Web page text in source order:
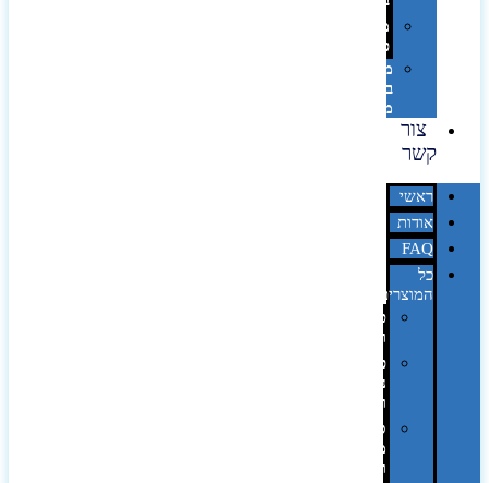
מהו
פנטון?
מיתוג
באמצעות
מדבקות
צור
קשר
ראשי
אודות
FAQ
כל
המוצרים
טכנולוגיה
וגאדג'טים
פנאי,
נופש
ונסיעות
סביבת
משרד
ופרימיום